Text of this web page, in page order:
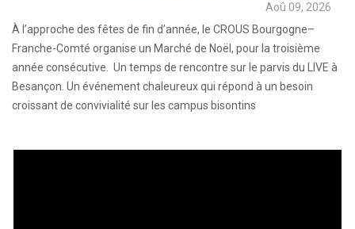
Aoû 09, 2026
À l’approche des fêtes de fin d’année, le CROUS Bourgogne–
Franche-Comté organise un Marché de Noël, pour la troisième
année consécutive. Un temps de rencontre sur le parvis du LIVE à
Besançon. Un événement chaleureux qui répond à un besoin
croissant de convivialité sur les campus bisontins